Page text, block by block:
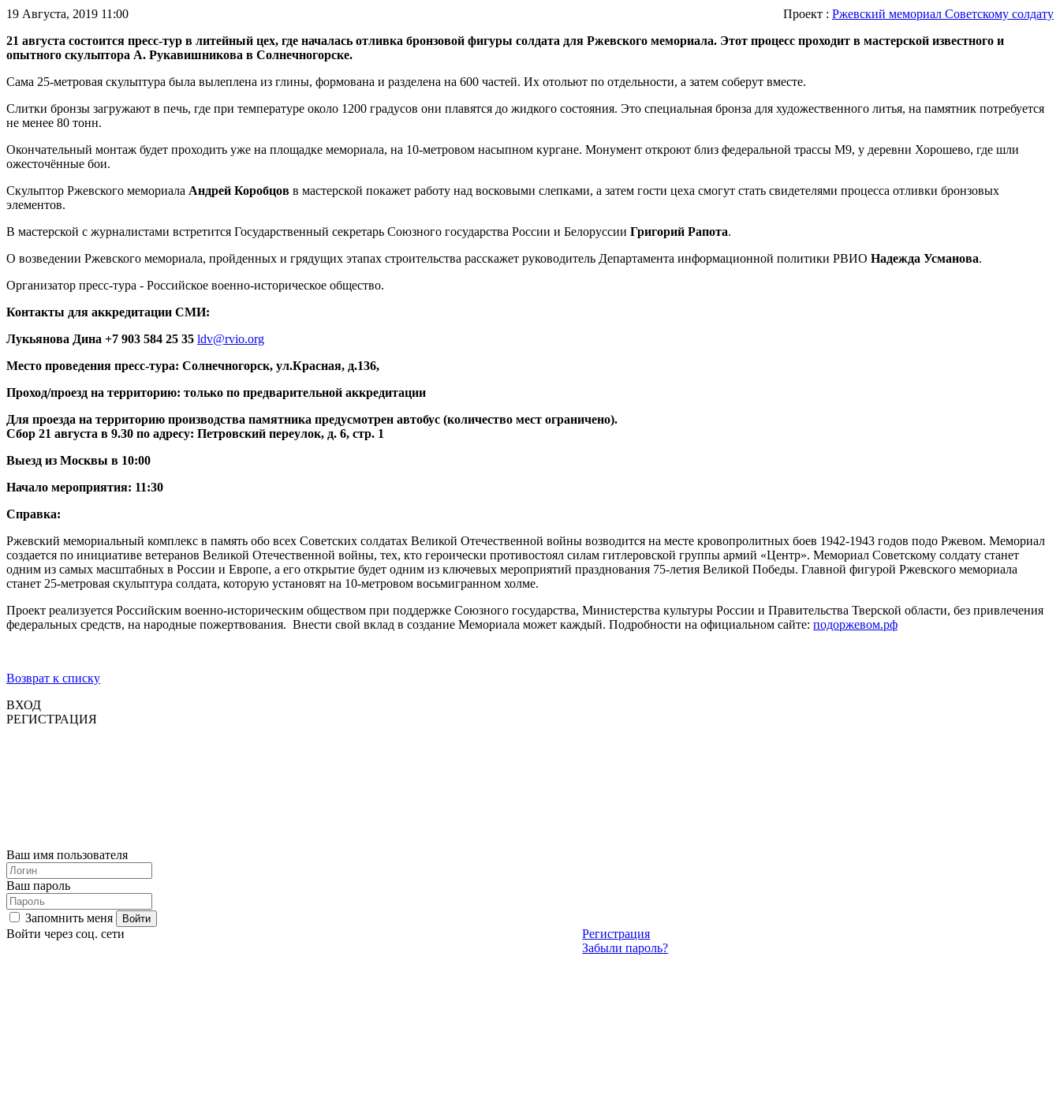
19 Августа, 2019 11:00 Проект : Ржевский мемориал Советскому солдату
21 августа состоится пресс-тур в литейный цех, где началась отливка бронзовой фигуры солдата для Ржевского мемориала. Этот процесс проходит в мастерской известного и
опытного скульптора А. Рукавишникова в Солнечногорске.
Сама 25-метровая скульптура была вылеплена из глины, формована и разделена на 600 частей. Их отольют по отдельности, а затем соберут вместе.
Слитки бронзы загружают в печь, где при температуре около 1200 градусов они плавятся до жидкого состояния. Это специальная бронза для художественного литья, на памятник потребуется
не менее 80 тонн.
Окончательный монтаж будет проходить уже на площадке мемориала, на 10-метровом насыпном кургане. Монумент откроют близ федеральной трассы М9, у деревни Хорошево, где шли
ожесточённые бои.
Скульптор Ржевского мемориала Андрей Коробцов в мастерской покажет работу над восковыми слепками, а затем гости цеха смогут стать свидетелями процесса отливки бронзовых
элементов.
В мастерской с журналистами встретится Государственный секретарь Союзного государства России и Белоруссии Григорий Рапота.
О возведении Ржевского мемориала, пройденных и грядущих этапах строительства расскажет руководитель Департамента информационной политики РВИО Надежда Усманова.
Организатор пресс-тура - Российское военно-историческое общество.
Контакты для аккредитации СМИ:
Лукьянова Дина +7 903 584 25 35 ldv@rvio.org
Место проведения пресс-тура: Солнечногорск, ул.Красная, д.136,
Проход/проезд на территорию: только по предварительной аккредитации
Для проезда на территорию производства памятника предусмотрен автобус (количество мест ограничено).
Сбор 21 августа в 9.30 по адресу: Петровский переулок, д. 6, стр. 1
Выезд из Москвы в 10:00
Начало мероприятия: 11:30
Справка:
Ржевский мемориальный комплекс в память обо всех Советских солдатах Великой Отечественной войны возводится на месте кровопролитных боев 1942-1943 годов подо Ржевом. Мемориал
создается по инициативе ветеранов Великой Отечественной войны, тех, кто героически противостоял силам гитлеровской группы армий «Центр». Мемориал Советскому солдату станет
одним из самых масштабных в России и Европе, а его открытие будет одним из ключевых мероприятий празднования 75-летия Великой Победы. Главной фигурой Ржевского мемориала
станет 25-метровая скульптура солдата, которую установят на 10-метровом восьмигранном холме.
Проект реализуется Российским военно-историческим обществом при поддержке Союзного государства, Министерства культуры России и Правительства Тверской области, без привлечения
федеральных средств, на народные пожертвования. Внести свой вклад в создание Мемориала может каждый. Подробности на официальном сайте: подоржевом.рф
Возврат к списку
ВХОД
РЕГИСТРАЦИЯ
Ваш имя пользователя
Ваш пароль
Запомнить меня
Регистрация
Забыли пароль?
Войти через соц. сети